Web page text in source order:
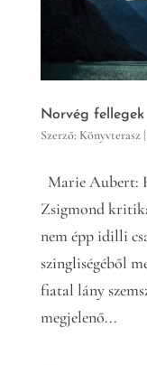
Norvég fellegek
Szerző: Könyvterasz|
Marie Aubert:
Zsigmond
nem épp idilli
szingliségéből
fiatal lány
megjelenő...